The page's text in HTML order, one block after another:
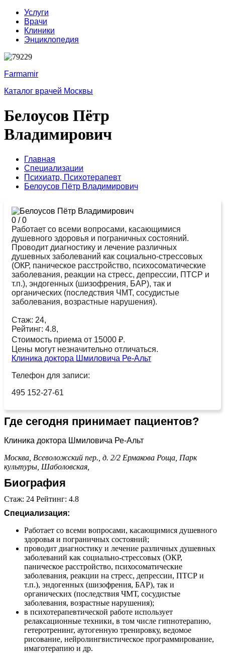
Услуги
Врачи
Клиники
Энциклопедия
Farmamir
Каталог врачей Москвы
Белоусов Пётр
Владимирович
Главная
Специализации
Психиатр, Психотерапевт
Белоусов Пётр Владимирович
0 /0
Работает со всеми вопросами, касающимися
душевного здоровья и пограничных состояний.
Проводит диагностику и лечение различных
душевных заболеваний как социально-стрессовых
(ОКР, паническое расстройство, психосоматические
заболевания, реакции на стресс, депрессии, ПТСР и
т.п.), эндогенных (шизофрения, БАР), так и
органических (последствия ЧМТ, сосудистые
заболевания, возрастные нарушения).
Стаж: 24,
Рейтинг: 4.8,
Стоимость приема от 15000 ₽.
Цены могут незначительно отличаться.
Клиника доктора Шмиловича Ре-Альт
Телефон для записи:
495 152-27-61
Где сегодня принимает пациентов?
Клиника доктора Шмиловича Ре-Альт
Москва, Всеволожский пер., д. 2/2 Ермакова Роща, Парк
культуры, Шаболовская,
Биография
Стаж: 24 Рейтинг: 4.8
Специализация:
Работает со всеми вопросами, касающимися душевного
здоровья и пограничных состояний;
проводит диагностику и лечение различных душевных
заболеваний как социально-стрессовых (ОКР,
паническое расстройство, психосоматические
заболевания, реакции на стресс, депрессии, ПТСР и
т.п.), эндогенных (шизофрения, БАР), так и
органических (последствия ЧМТ, сосудистые
заболевания, возрастные нарушения);
в психотерапевтической работе использует
релаксационные техники, в том числе гипнотерапию,
гетеротренинг, аутогенную тренировку, ведомое
рисование, нейролингвистическое программирование,
имаготерапию и др.